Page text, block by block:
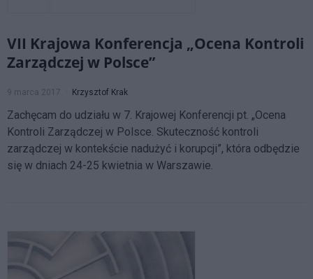
VII Krajowa Konferencja „Ocena Kontroli
Zarządczej w Polsce”
9 marca 2017 Krzysztof Krak
Zachęcam do udziału w 7. Krajowej Konferencji pt. „Ocena
Kontroli Zarządczej w Polsce. Skuteczność kontroli
zarządczej w kontekście nadużyć i korupcji”, która odbędzie
się w dniach 24-25 kwietnia w Warszawie.